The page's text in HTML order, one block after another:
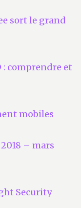
sort le grand
: comprendre et
mobiles
– mars
Security